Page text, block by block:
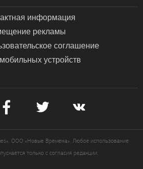
информация
рекламы
соглашение
устройств
ООО «Новые Времена». Любое использование
только с согласия редакции.